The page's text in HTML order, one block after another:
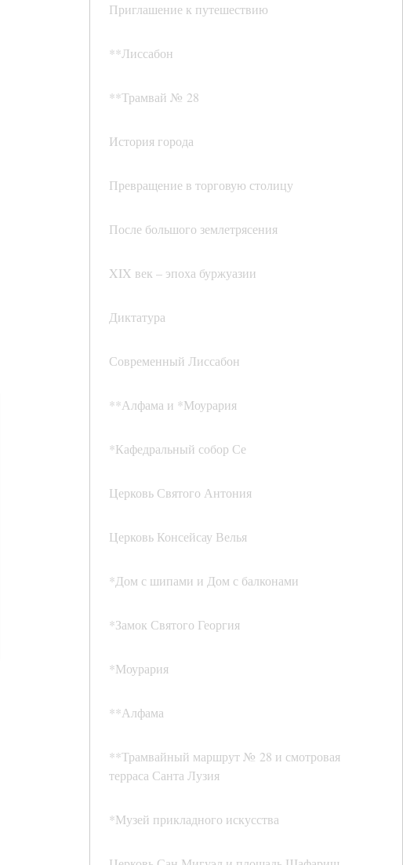
Приглашение к путешествию
**Лиссабон
**Трамвай № 28
История города
Превращение в торговую столицу
После большого землетрясения
XIX век – эпоха буржуазии
Диктатура
Современный Лиссабон
**Алфама и *Моурария
*Кафедральный собор Се
Церковь Святого Антония
Церковь Консейсау Велья
*Дом с шипами и Дом с балконами
*Замок Святого Георгия
*Моурария
**Алфама
**Трамвайный маршрут № 28 и смотровая
терраса Санта Лузия
*Музей прикладного искусства